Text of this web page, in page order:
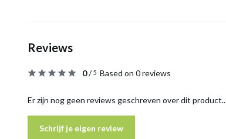
Reviews
0/5 Based on 0 reviews
Er zijn nog geen reviews geschreven over dit product..
Schrijf je eigen review